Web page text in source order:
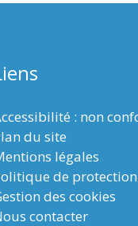
: non
du site
légales
de
des cookies
contacter